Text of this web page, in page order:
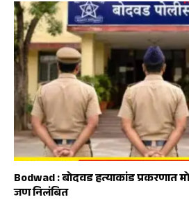
Bodwad : बोदवड हत्याकांड प्रकरणात
जण निलंबित